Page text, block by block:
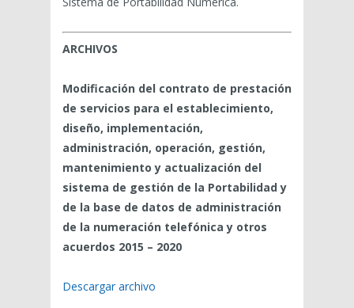
ARCHIVOS
Modificación del contrato de prestación
de servicios para el establecimiento,
diseño, implementación,
administración, operación, gestión,
mantenimiento y actualización del
sistema de gestión de la Portabilidad y
de la base de datos de administración
de la numeración telefónica y otros
acuerdos 2015 – 2020
Descargar archivo